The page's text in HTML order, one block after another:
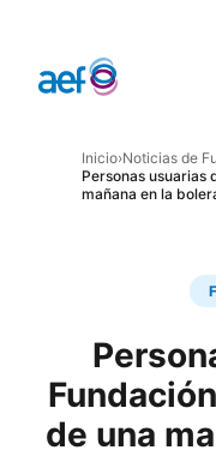
Inicio›Noticias de
Personas usuarias
mañana en la
de una